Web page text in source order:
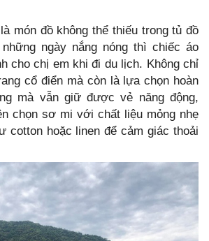
món đồ không thể thiếu trong tủ đồ
ngày nắng nóng thì chiếc áo
cho chị em khi đi du lịch. Không chỉ
cổ điển mà còn là lựa chọn hoàn
mà vẫn giữ được vẻ năng động,
chọn sơ mi với chất liệu mỏng nhẹ
cotton hoặc linen để cảm giác thoải